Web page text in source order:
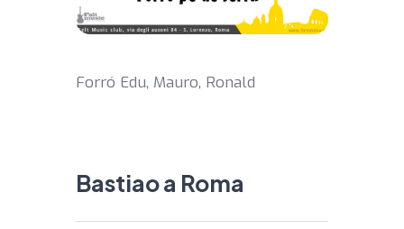
Forró Edu, Mauro, Ronald
Bastiao a Roma